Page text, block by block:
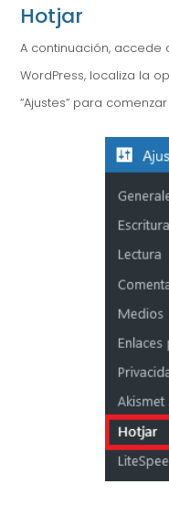
Hotjar
A continuación, accede
WordPress, localiza la
“Ajustes” para